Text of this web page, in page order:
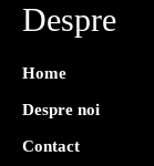
Despre
Home
Despre noi
Contact